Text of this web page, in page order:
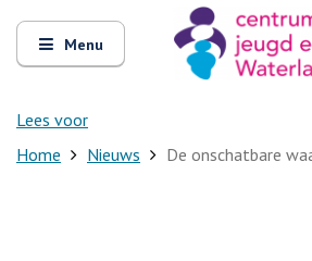
Open
en
sluit
Menu
Lees voor
Zoeken
Home Nieuws De onschatbare